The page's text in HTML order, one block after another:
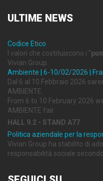
ULTIME NEWS
Codice Etico
I valori che costituiscono i "
Vivian Group.
Ambiente | 6-10/02/2026 |
Dal 6 al 10 Febbraio 2026
AMBIENTE.
From 6 to 10 February 2026
AMBIENTE fair.
HALL 9.2 - STAND A77
Politica aziendale per la
Vivian Group ha stabilito di
responsabilità sociale